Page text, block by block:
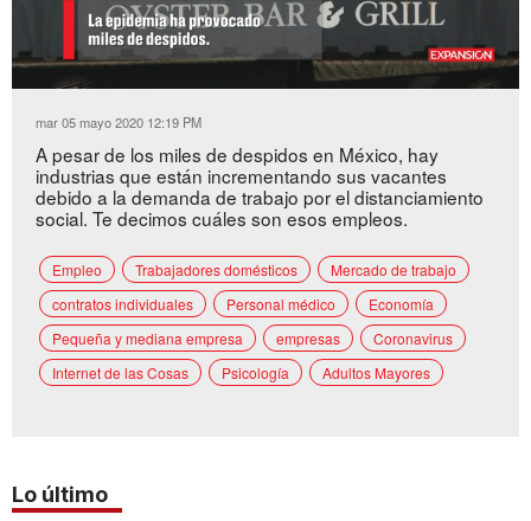
26.05%
mar 05 mayo 2020 12:19 PM
A pesar de los miles de despidos en México, hay
industrias que están incrementando sus vacantes
debido a la demanda de trabajo por el distanciamiento
social. Te decimos cuáles son esos empleos.
Empleo Trabajadores domésticos
Mercado de trabajo
contratos individuales
Personal médico
Economía
Pequeña y mediana empresa
empresas
Coronavirus
Internet de las Cosas
Psicología Adultos Mayores
Lo último